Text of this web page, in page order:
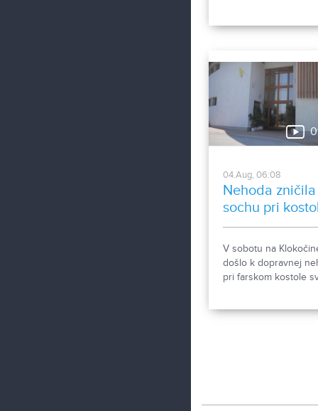
zachovalé písomné
dokumenty z nášho
územia. Areál spája
dvoch rehoľných
Viete, ktoré sú to? :)
04.Aug, 06:08
Nehoda zničila
sochu pri
V sobotu na
došlo k dopravnej
pri farskom kostole